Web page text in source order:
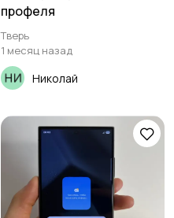
профеля
Тверь
1 месяц назад
Николай